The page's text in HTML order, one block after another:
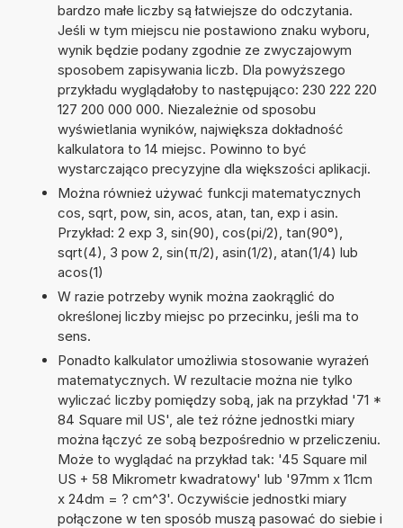
bardzo małe liczby są łatwiejsze do odczytania.
Jeśli w tym miejscu nie postawiono znaku wyboru,
wynik będzie podany zgodnie ze zwyczajowym
sposobem zapisywania liczb. Dla powyższego
przykładu wyglądałoby to następująco: 230 222 220
127 200 000 000. Niezależnie od sposobu
wyświetlania wyników, największa dokładność
kalkulatora to 14 miejsc. Powinno to być
wystarczająco precyzyjne dla większości aplikacji.
Można również używać funkcji matematycznych
cos, sqrt, pow, sin, acos, atan, tan, exp i asin.
Przykład: 2 exp 3, sin(90), cos(pi/2), tan(90°),
sqrt(4), 3 pow 2, sin(π/2), asin(1/2), atan(1/4) lub
acos(1)
W razie potrzeby wynik można zaokrąglić do
określonej liczby miejsc po przecinku, jeśli ma to
sens.
Ponadto kalkulator umożliwia stosowanie wyrażeń
matematycznych. W rezultacie można nie tylko
wyliczać liczby pomiędzy sobą, jak na przykład '71 *
84 Square mil US', ale też różne jednostki miary
można łączyć ze sobą bezpośrednio w przeliczeniu.
Może to wyglądać na przykład tak: '45 Square mil
US + 58 Mikrometr kwadratowy' lub '97mm x 11cm
x 24dm = ? cm^3'. Oczywiście jednostki miary
połączone w ten sposób muszą pasować do siebie i